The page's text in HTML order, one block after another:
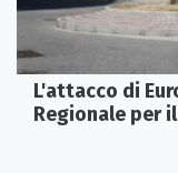
L'attacco di
Regionale per